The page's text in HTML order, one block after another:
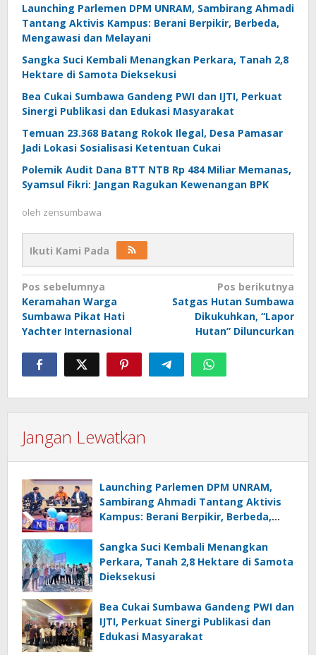
Launching Parlemen DPM UNRAM, Sambirang Ahmadi
Tantang Aktivis Kampus: Berani Berpikir, Berbeda,
Mengawasi dan Melayani
Sangka Suci Kembali Menangkan Perkara, Tanah 2,8
Hektare di Samota Dieksekusi
Bea Cukai Sumbawa Gandeng PWI dan IJTI, Perkuat
Sinergi Publikasi dan Edukasi Masyarakat
Temuan 23.368 Batang Rokok Ilegal, Desa Pamasar
Jadi Lokasi Sosialisasi Ketentuan Cukai
Polemik Audit Dana BTT NTB Rp 484 Miliar Memanas,
Syamsul Fikri: Jangan Ragukan Kewenangan BPK
oleh zensumbawa
Ikuti Kami Pada
Navigasi
pos
Pos sebelumnya
Keramahan Warga
Sumbawa Pikat Hati
Yachter Internasional
Pos berikutnya
Satgas Hutan Sumbawa
Dikukuhkan, “Lapor
Hutan” Diluncurkan
Jangan Lewatkan
Launching Parlemen DPM UNRAM,
Sambirang Ahmadi Tantang Aktivis
Kampus: Berani Berpikir, Berbeda,
Sangka Suci Kembali Menangkan
Perkara, Tanah 2,8 Hektare di Samota
Dieksekusi
Bea Cukai Sumbawa Gandeng PWI dan
IJTI, Perkuat Sinergi Publikasi dan
Edukasi Masyarakat